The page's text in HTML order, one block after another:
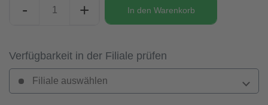
- + In den Warenkorb
Verfügbarkeit in der Filiale prüfen
Filiale auswählen